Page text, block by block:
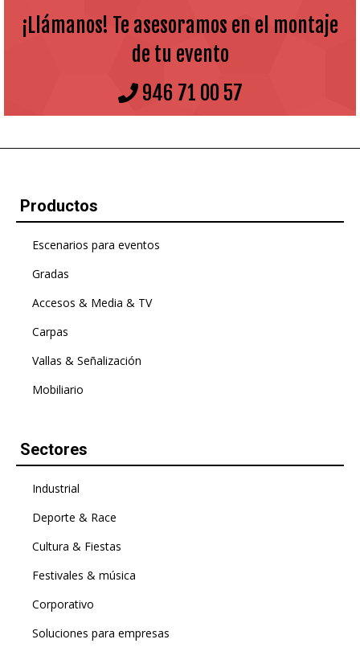
¡Llámanos! Te asesoramos en el montaje
de tu evento
946 71 00 57
Productos
Escenarios para eventos
Gradas
Accesos & Media & TV
Carpas
Vallas & Señalización
Mobiliario
Sectores
Industrial
Deporte & Race
Cultura & Fiestas
Festivales & música
Corporativo
Soluciones para empresas